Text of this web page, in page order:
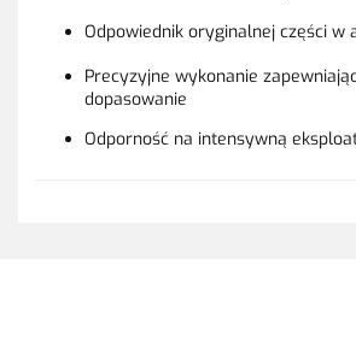
Odpowiednik oryginalnej części w
Precyzyjne wykonanie
dopasowanie
Odporność na intensywną